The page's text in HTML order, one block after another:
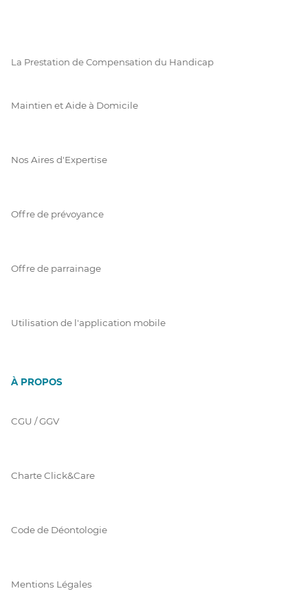
La Prestation de Compensation du Handicap
Maintien et Aide à Domicile
Nos Aires d'Expertise
Offre de prévoyance
Offre de parrainage
Utilisation de l'application mobile
À PROPOS
CGU / GGV
Charte Click&Care
Code de Déontologie
Mentions Légales